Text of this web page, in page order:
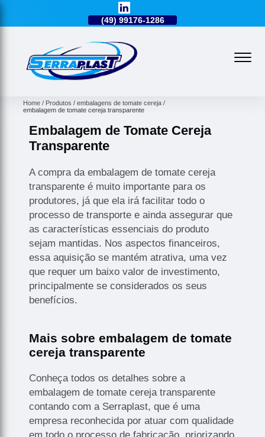
(49) 99176-1286
Home Produtos
embalagens de tomate cereja
embalagem de tomate cereja transparente
Embalagem de Tomate Cereja
Transparente
A compra da embalagem de tomate cereja
transparente é muito importante para os
produtores, já que ela irá facilitar todo o
processo de transporte e ainda assegurar que
as características essenciais do produto
sejam mantidas. Nos aspectos financeiros,
essa aquisição se mantém atrativa, uma vez
que requer um baixo valor de investimento,
principalmente se considerados os seus
benefícios.
Mais sobre embalagem de tomate
cereja transparente
Conheça todos os detalhes sobre a
embalagem de tomate cereja transparente
contando com a Serraplast, que é uma
empresa reconhecida por atuar com qualidade